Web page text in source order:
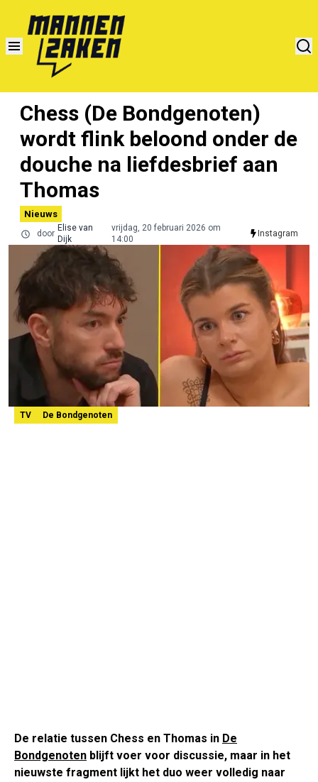
Chess (De Bondgenoten)
wordt flink beloond onder de
douche na liefdesbrief aan
Thomas
Nieuws
door
Elise van
Dijk
vrijdag, 20 februari 2026 om
14:00
Instagram
TV De Bondgenoten
De relatie tussen Chess en Thomas in De
Bondgenoten blijft voer voor discussie, maar in het
nieuwste fragment lijkt het duo weer volledig naar